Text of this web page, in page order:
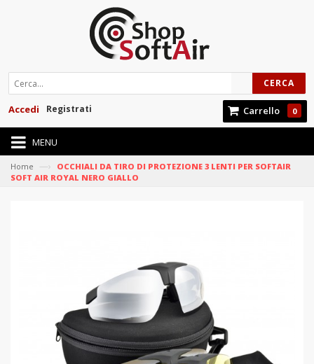
CERCA
Carrello 0
Registrati
Accedi
MENU
Home —›
OCCHIALI DA TIRO DI PROTEZIONE 3 LENTI PER SOFTAIR
SOFT AIR ROYAL NERO GIALLO